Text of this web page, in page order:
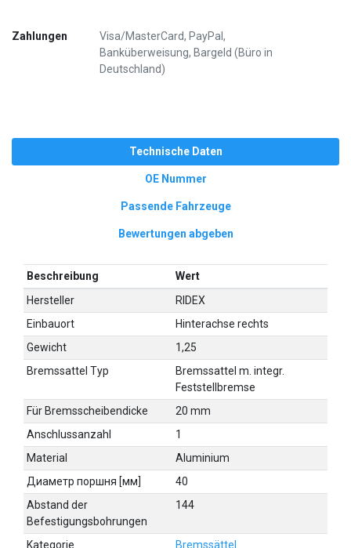
Zahlungen
Visa/MasterCard, PayPal,
Banküberweisung, Bargeld (Büro in
Deutschland)
Technische Daten
OE Nummer
Passende Fahrzeuge
Bewertungen abgeben
Beschreibung
Wert
Hersteller
RIDEX
Einbauort
Hinterachse rechts
Gewicht
1,25
Bremssattel Typ
Bremssattel m. integr.
Feststellbremse
Für Bremsscheibendicke
20 mm
Anschlussanzahl
1
Material
Aluminium
Диаметр поршня [мм]
40
Abstand der
Befestigungsbohrungen
144
Kategorie Bremssättel